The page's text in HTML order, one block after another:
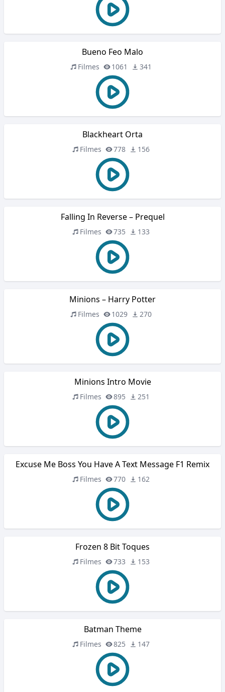
Bueno Feo Malo
Filmes 1061 341
Blackheart Orta
Filmes 778 156
Falling In Reverse – Prequel
Filmes 735 133
Minions – Harry Potter
Filmes 1029 270
Minions Intro Movie
Filmes 895 251
Excuse Me Boss You Have A Text Message F1 Remix
Filmes 770 162
Frozen 8 Bit Toques
Filmes 733 153
Batman Theme
Filmes 825 147